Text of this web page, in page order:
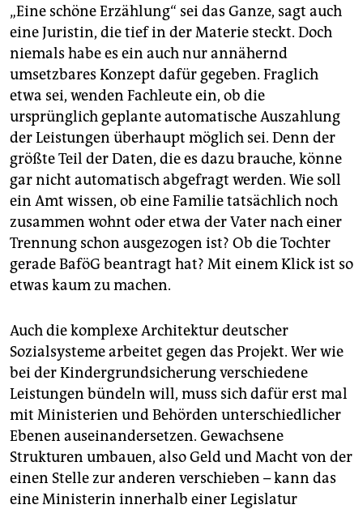
„Eine schöne Erzählung“ sei das Ganze, sagt auch
eine Juristin, die tief in der Materie steckt. Doch
niemals habe es ein auch nur annähernd
umsetzbares Konzept dafür gegeben. Fraglich
etwa sei, wenden Fachleute ein, ob die
ursprünglich geplante automatische Auszahlung
der Leistungen überhaupt möglich sei. Denn der
größte Teil der Daten, die es dazu brauche, könne
gar nicht automatisch abgefragt werden. Wie soll
ein Amt wissen, ob eine Familie tatsächlich noch
zusammen wohnt oder etwa der Vater nach einer
Trennung schon ausgezogen ist? Ob die Tochter
gerade BaföG beantragt hat? Mit einem Klick ist so
etwas kaum zu machen.
Auch die komplexe Architektur deutscher
Sozialsysteme arbeitet gegen das Projekt. Wer wie
bei der Kindergrundsicherung verschiedene
Leistungen bündeln will, muss sich dafür erst mal
mit Ministerien und Behörden unterschiedlicher
Ebenen auseinandersetzen. Gewachsene
Strukturen umbauen, also Geld und Macht von der
einen Stelle zur anderen verschieben – kann das
eine Ministerin innerhalb einer Legislatur